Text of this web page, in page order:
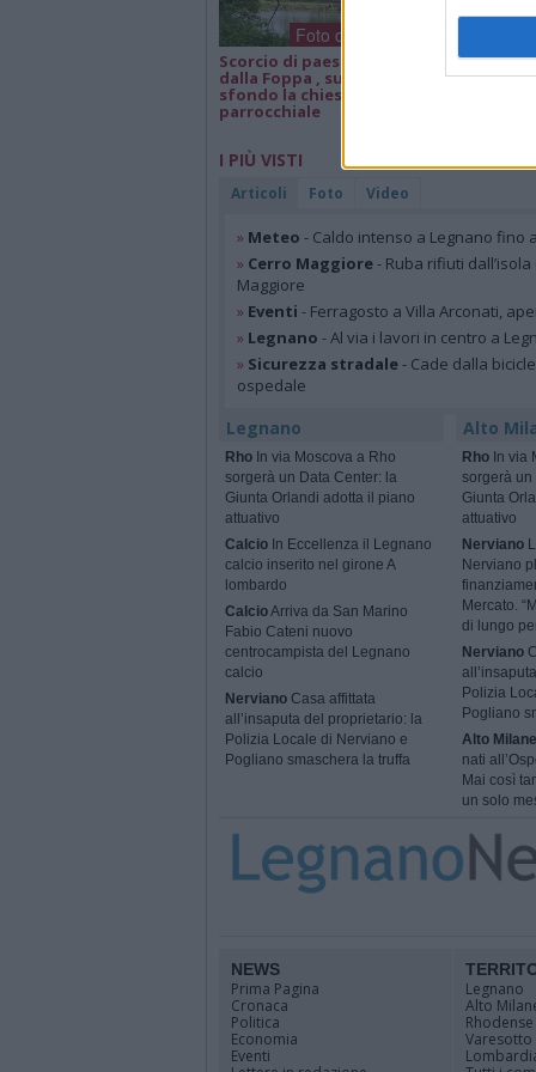
Foto dei lettori
Scorcio di paesaggio
dalla Foppa , sullo
sfondo la chiesa
parrocchiale
Isa e Lele 50
matrimonio,
I PIÙ VISTI
Articoli Foto Video
» Meteo - Caldo intenso a Legnano fino
» Cerro Maggiore- Ruba rifiuti
Maggiore
» Eventi - Ferragosto a Villa Arconati,
» Legnano - Al via i lavori in centro a
» Sicurezza stradale- Cade dalla
ospedale
Legnano
Rho In via Moscova a Rho
sorgerà un Data Center: la
Giunta Orlandi adotta il piano
attuativo
Calcio In Eccellenza il Legnano
calcio inserito nel girone A
lombardo
CalcioArriva da San Marino
Fabio Cateni nuovo
centrocampista del Legnano
calcio
Nerviano Casa affittata
all’insaputa del proprietario: la
Polizia Locale di Nerviano e
Pogliano smaschera la truffa
Alto
RhoIn via
sorgerà un
Giunta
attuativo
Nerviano
Nerviano
Mercato.
di lungo
Nerviano
Polizia
Pogliano
Alto
nati
Mai così
un solo
NEWS
Prima Pagina
Cronaca
Politica
Economia
Eventi
Legnano
Alto
Rhodense
Varesotto